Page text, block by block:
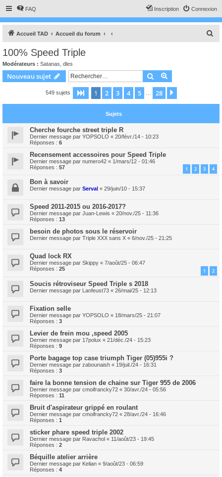
FAQ Connexion
Inscription
Accueil TAD Accueil du forum
c
100% Speed Triple
Modérateurs : Satanas dles
Nouveau sujet Rechercher
549 sujets Page 1sur28
1 2 3 4 5 28
Sujets
Cherche fourche street triple R
Dernier message par YOPSOLO « 20/févr./14 - 10:23
Réponses : 6
Recensement accessoires pour Speed Triple
Dernier message par numero42 « 1/mars/12 - 01:46
Réponses : 57 1 2 3 4
Bon à savoir
Dernier message par Serval « 29/juin/10 - 15:37
Speed 2011-2015 ou 2016-2017?
Dernier message par Juan-Lewis « 20/nov./25 - 11:36
Réponses : 13
besoin de photos sous le réservoir
Dernier message par Triple XXX sans X « 6/nov./25 - 21:25
Quad lock RX
Dernier message par Skippy « 7/août/25 - 06:47
Réponses : 25 1 2
Soucis rétroviseur Speed Triple s 2018
Dernier message par Lanfeust73 « 26/mai/25 - 12:13
Fixation selle
Dernier message par YOPSOLO « 18/mars/25 - 21:07
Réponses : 3
Levier de frein mou ,speed 2005
Dernier message par 17polux « 21/déc./24 - 15:23
Réponses : 9
Porte bagage top case triumph Tiger (05)955i ?
Dernier message par zabounaish « 19/juil./24 - 16:31
Réponses : 3
faire la bonne tension de chaine sur Tiger 955 de 2006
Dernier message par cmoifrancky72 « 30/avr./24 - 05:56
Réponses : 11
Bruit d'aspirateur grippé en roulant
Dernier message par cmoifrancky72 « 28/avr./24 - 16:46
Réponses : 1
sticker phare speed triple 2002
Dernier message par Ravachol « 11/août/23 - 19:45
Réponses : 2
Béquille atelier arrière
Dernier message par Kelian « 9/août/23 - 06:59
Réponses : 4